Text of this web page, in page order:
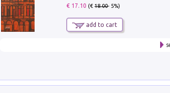
€ 17.10 (€18.00- 5%)
add to cart